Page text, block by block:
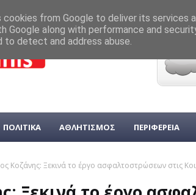
ΠΟΛΙΤΙΚΑ ΑΘΛΗΤΙΣΜΟΣ ΠΕΡΙΦΕΡΕΙΑ
Κοζάνης: Ξεκινά το έργο ασφαλτοστρώσεων στις
cookies from Google to deliver its services
Google along with performance and
to detect and address abuse.